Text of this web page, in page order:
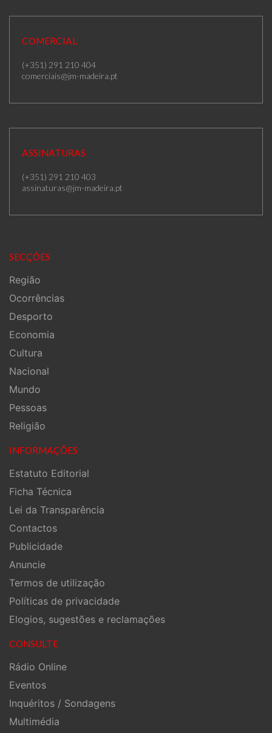
COMERCIAL
(+351) 291 210 404
comerciais@jm-madeira.pt
ASSINATURAS
(+351) 291 210 403
assinaturas@jm-madeira.pt
SECÇÕES
Região
Ocorrências
Desporto
Economia
Cultura
Nacional
Mundo
Pessoas
Religião
INFORMAÇÕES
Estatuto Editorial
Ficha Técnica
Lei da Transparência
Contactos
Publicidade
Anuncie
Termos de utilização
Políticas de privacidade
Elogios, sugestões e reclamações
CONSULTE
Rádio Online
Eventos
Inquéritos / Sondagens
Multimédia